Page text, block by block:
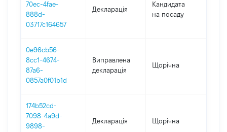
70ec-4fae-
888d-
03717c164657
Декларація
Кандидата
на посаду
0e96cb56-
8cc1-4674-
87a6-
0857a0f01b1d
Виправлена
декларація
Щорічна
174b52cd-
7098-4a9d-
9898-
Декларація Щорічна